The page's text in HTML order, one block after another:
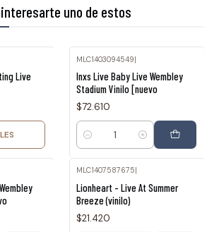
uno de estos
Live
MLC1403094549|
Inxs Live Baby Live Wembley
Stadium Vinilo [nuevo
$72.610
Cantidad
MLC1407587675
Lionheart - Live At Summer
Breeze (vinilo)
$21.420